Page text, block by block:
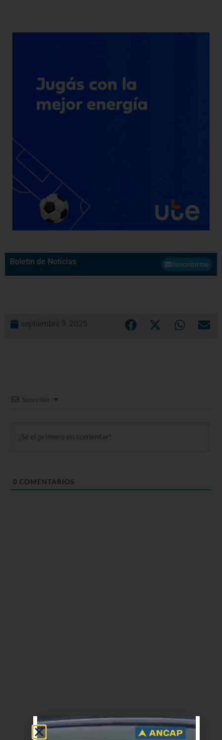
Boletín de Noticias Suscribirme
septiembre 9, 2025
Suscribir
0 COMENTARIOS